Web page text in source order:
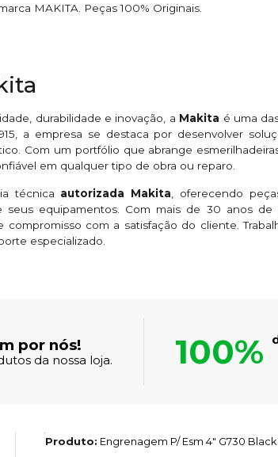
MAKITA. Peças 100% Originais.
durabilidade e inovação, a Makita é uma
a empresa se destaca por desenvolver
Com um portfólio que abrange
em qualquer tipo de obra ou reparo.
técnica autorizada Makita , oferecendo
equipamentos. Com mais de 30 anos
com a satisfação do cliente.
especializado.
por nós!
da nossa loja. 100%
Produto: Engrenagem P/ Esm 4" G730